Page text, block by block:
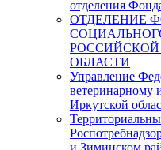
отделения
ОТДЕЛЕНИЕ
РОССИЙСКОЙ
ОБЛАСТИ
Управление
ветеринарному
Иркутской
и Зиминском